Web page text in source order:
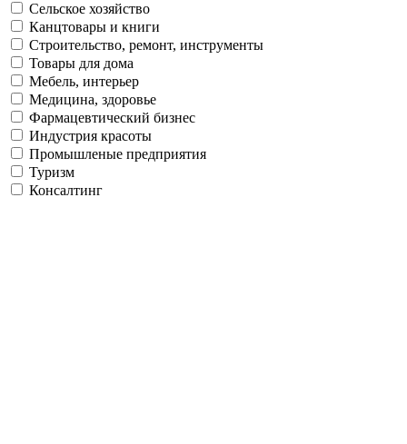
Сельское хозяйство
Канцтовары и книги
Строительство, ремонт, инструменты
Товары для дома
Мебель, интерьер
Медицина, здоровье
Фармацевтический бизнес
Индустрия красоты
Промышленые предприятия
Туризм
Консалтинг